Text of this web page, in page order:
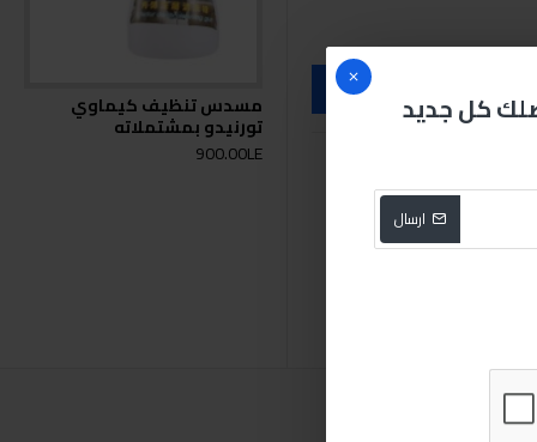
كل جديد
ارسال
مسدس تنظيف كيماوي
تورنيدو بمشتملاته
900.00LE